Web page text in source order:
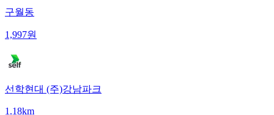
구월동
1,997원
선학현대 (주)강남파크
1.18km